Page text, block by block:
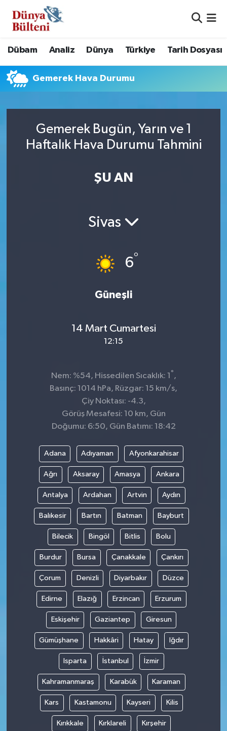
Dübam Analiz Dünya Türkiye Tarih Dosyası
Gemerek Hava Durumu
Gemerek Bugün, Yarın ve 1
Haftalık Hava Durumu Tahmini
ŞU AN
Sivas
6°
Güneşli
14 Mart Cumartesi
12:15
Nem: %54, Hissedilen Sıcaklık: 1 ° ,
Basınç: 1014 hPa, Rüzgar: 15 km/s,
Çiy Noktası: -4.3,
Görüş Mesafesi: 10 km, Gün
Doğumu: 6:50, Gün Batımı: 18:42
Adana Adıyaman Afyonkarahisar
Ağrı Aksaray Amasya Ankara
Antalya Ardahan Artvin Aydın
Balıkesir Bartın Batman Bayburt
Bilecik Bingöl Bitlis Bolu
Burdur Bursa Çanakkale Çankırı
Çorum Denizli Diyarbakır Düzce
Edirne Elazığ Erzincan Erzurum
Eskişehir Gaziantep Giresun
Gümüşhane Hakkâri Hatay Iğdır
Isparta İstanbul İzmir
Kahramanmaraş Karabük Karaman
Kars Kastamonu Kayseri Kilis
Kırıkkale Kırklareli Kırşehir
Hava Durumu
Namaz Vakitleri
Süper Lig Puan Durumu ve Fikstür